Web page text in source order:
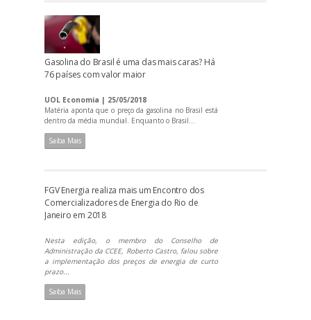
Gasolina do Brasil é uma das mais caras? Há
76 países com valor maior
UOL Economia | 25/05/2018
Matéria aponta que o preço da gasolina no Brasil está
dentro da média mundial. Enquanto o Brasil...
Saiba Mais
FGV Energia realiza mais um Encontro dos
Comercializadores de Energia do Rio de
Janeiro em 2018
Nesta edição, o membro do Conselho de
Administração da CCEE, Roberto Castro, falou sobre
a implementação dos preços de energia de curto
prazo...
Saiba Mais